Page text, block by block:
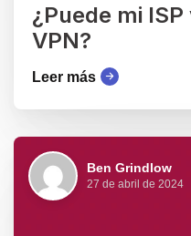
¿Puede mi
VPN?
Leer más
Ben Grindlow
27 de abril de 2024